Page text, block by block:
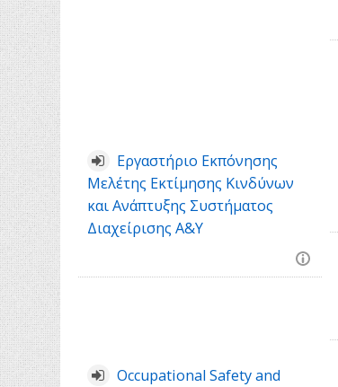
Εργαστήριο Εκπόνησης
Μελέτης Εκτίμησης Κινδύνων
και Ανάπτυξης Συστήματος
Διαχείρισης Α&Υ
Occupational Safety and